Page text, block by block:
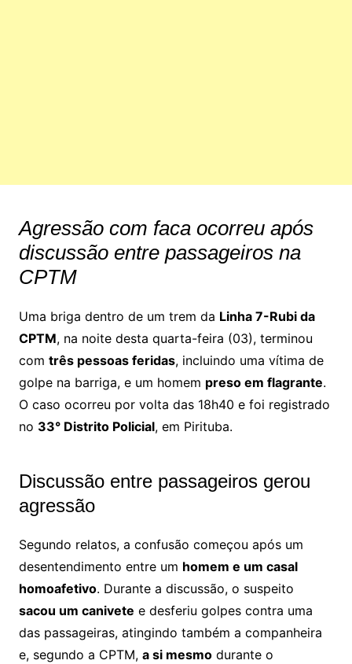
Agressão com faca ocorreu após
discussão entre passageiros na
CPTM
Uma briga dentro de um trem da Linha 7-Rubi da
CPTM, na noite desta quarta-feira (03), terminou
com três pessoas feridas, incluindo uma vítima de
golpe na barriga, e um homem preso em flagrante.
O caso ocorreu por volta das 18h40 e foi registrado
no 33° Distrito Policial, em Pirituba.
Discussão entre passageiros gerou
agressão
Segundo relatos, a confusão começou após um
desentendimento entre um homem e um casal
homoafetivo. Durante a discussão, o suspeito
sacou um canivete e desferiu golpes contra uma
das passageiras, atingindo também a companheira
e, segundo a CPTM, a si mesmodurante o